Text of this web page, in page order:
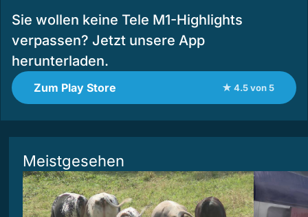
Sie wollen keine Tele M1-Highlights
verpassen? Jetzt unsere App
herunterladen.
Zum Play Store ★ 4.5 von 5
Meistgesehen